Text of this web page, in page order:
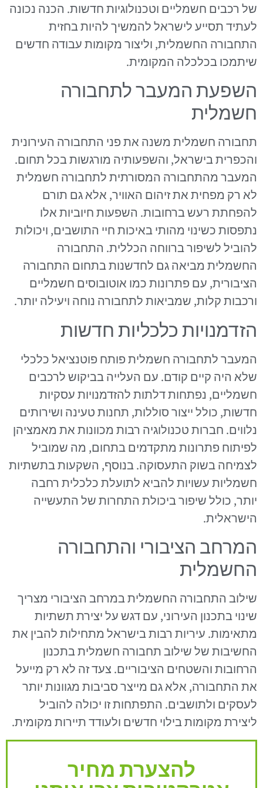
של רכבים חשמליים וטכנולוגיות חדשות. הכנה נכונה
לעתיד תסייע לישראל להמשיך להיות בחזית
התחבורה החשמלית, וליצור מקומות עבודה חדשים
שיתמכו בכלכלה המקומית.
השפעת המעבר לתחבורה
חשמלית
תחבורה חשמלית משנה את פני התחבורה העירונית
והכפרית בישראל, והשפעותיה מורגשות בכל תחום.
המעבר מהתחבורה המסורתית לתחבורה חשמלית
לא רק מפחית את זיהום האוויר, אלא גם תורם
להפחתת רעש ברחובות. השפעות חיוביות אלו
נתפסות כשינוי מהותי באיכות חיי התושבים, ויכולות
להוביל לשיפור ברווחה הכללית. התחבורה
החשמלית מביאה גם לחדשנות בתחום התחבורה
הציבורית, עם פתרונות כמו אוטובוסים חשמליים
ורכבות קלות, שמביאות לתחבורה נוחה ויעילה יותר.
הזדמנויות כלכליות חדשות
המעבר לתחבורה חשמלית פותח פוטנציאל כלכלי
שלא היה קיים קודם. עם העלייה בביקוש לרכבים
חשמליים, נפתחות דלתות להזדמנויות עסקיות
חדשות, כולל ייצור סוללות, תחנות טעינה ושירותים
נלווים. חברות טכנולוגיה רבות מכוונות את מאמציהן
לפיתוח פתרונות מתקדמים בתחום, מה שמוביל
לצמיחה בשוק התעסוקה. בנוסף, השקעות בתשתיות
חשמליות עשויות להביא לתועלת כלכלית רחבה
יותר, כולל שיפור ביכולת התחרות של התעשייה
הישראלית.
המרחב הציבורי והתחבורה
החשמלית
שילוב התחבורה החשמלית במרחב הציבורי מצריך
שינוי בתכנון העירוני, עם דגש על יצירת תשתיות
מתאימות. עיריות רבות בישראל מתחילות להבין את
החשיבות של שילוב תחבורה חשמלית בתכנון
הרחובות והשטחים הציבוריים. צעד זה לא רק מייעל
את התחבורה, אלא גם מייצר סביבות מגוונות יותר
לעסקים ולתושבים. התפתחות זו יכולה להוביל
ליצירת מקומות בילוי חדשים ולעודד תיירות מקומית.
להצערת מחיר